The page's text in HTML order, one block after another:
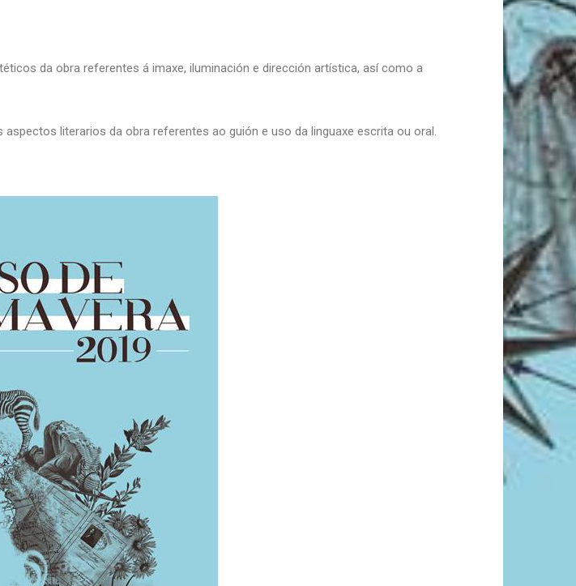
da obra referentes á imaxe, iluminación e dirección artística, así como a
literarios da obra referentes ao guión e uso da linguaxe escrita ou oral.